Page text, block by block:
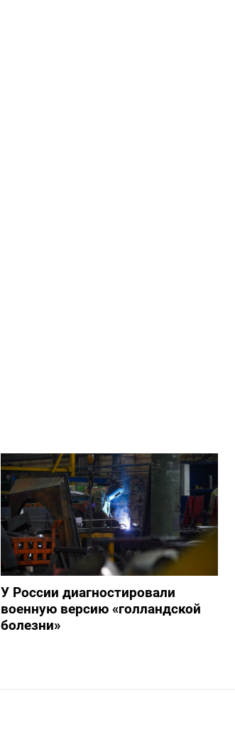
У России диагностировали
военную версию «голландской
болезни»